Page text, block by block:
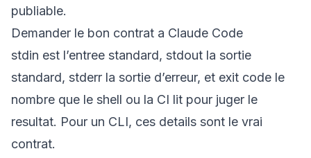
publiable.
Demander le bon contrat a Claude Code
stdin est l’entree standard, stdout la sortie
standard, stderr la sortie d’erreur, et exit code le
nombre que le shell ou la CI lit pour juger le
resultat. Pour un CLI, ces details sont le vrai
contrat.